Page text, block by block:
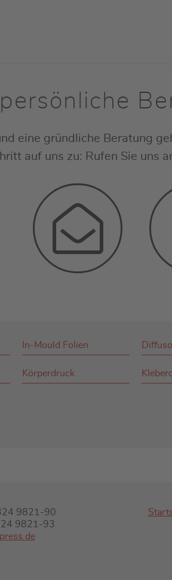
eine gründliche Beratung
auf uns zu: Rufen Sie uns
In-Mould Folien
Körperdruck
9821-90
9821-93